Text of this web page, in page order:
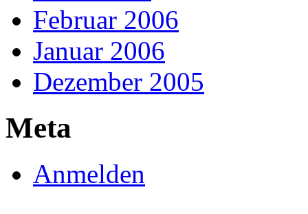
Februar 2006
Januar 2006
Dezember 2005
Meta
Anmelden